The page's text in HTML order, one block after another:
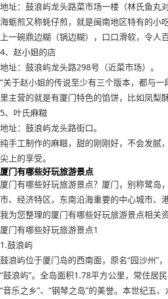
地址：鼓浪屿龙头路菜市场一楼（林氏鱼丸对
海蛎煎又称蚝仔煎，就是闽南地区特有的小
上一碗鼎边糊（锅边糊），口口滑软，令人
4、赵小姐的店
地址：鼓浪屿龙头路298号（近菜市场）。
“关于赵小姐的传说至少有三个版本，都与
里主营的就是有厦门特色的馅饼，比如凤梨
5、叶氏麻糍
地址：鼓浪屿龙头路街口。
纯手工制作的麻糍，甜的刚刚好，不会发腻
尖上的享受。
厦门有哪些好玩旅游景点
厦门有哪些好玩旅游景点？厦门，别称鹭岛
市、经济特区，东南沿海重要的中心城市、
我为您整理的厦门有哪些好玩旅游景点相关
厦门有哪些好玩旅游景点1
1.鼓浪屿
鼓浪屿位于厦门岛的西南面，原名“园沙州”
“鼓浪屿”。全岛面积1.78平方公里，常住居
“音乐之乡”、“钢琴之岛”的美誉。本世纪五